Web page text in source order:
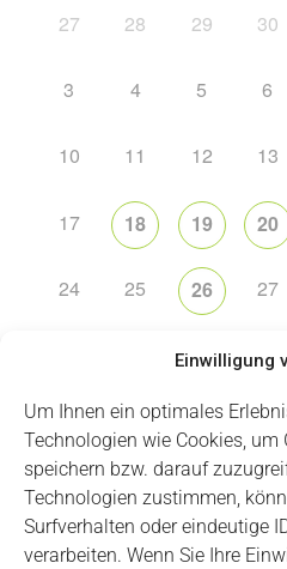
Einwilligung
Um Ihnen ein optimales
Technologien wie Cookies,
speichern bzw. darauf
Technologien zustimmen,
Surfverhalten oder eindeutige
verarbeiten. Wenn Sie Ihre
27
28 29 30
3 4 5 6
10 11 12 13
17 18 19 20
24 25 26 27
2 3
Impressum Datenschutz